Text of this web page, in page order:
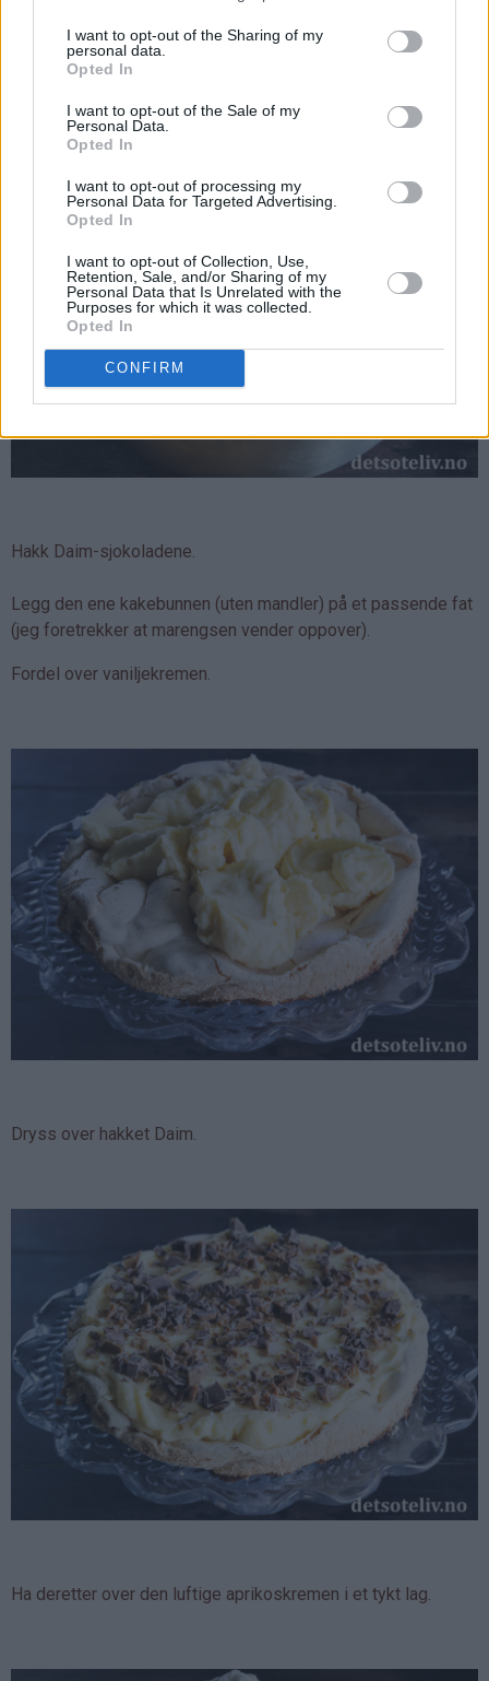
I want to opt-out of the Sharing of my
personal data.
Opted In
I want to opt-out of the Sale of my
Personal Data.
Opted In
I want to opt-out of processing my
Personal Data for Targeted Advertising.
Opted In
I want to opt-out of Collection, Use,
Retention, Sale, and/or Sharing of my
Personal Data that Is Unrelated with the
Purposes for which it was collected.
Opted In
CONFIRM
Hakk Daim-sjokoladene.
Legg den ene kakebunnen (uten mandler) på et passende fat
(jeg foretrekker at marengsen vender oppover).
Fordel over vaniljekremen.
Dryss over hakket Daim.
Ha deretter over den luftige aprikoskremen i et tykt lag.